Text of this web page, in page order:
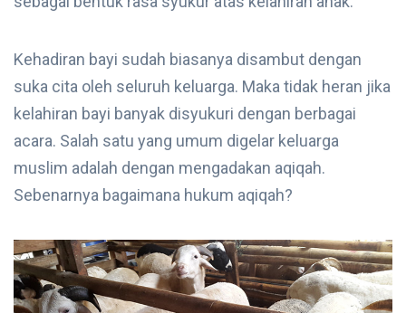
Kehadiran bayi sudah biasanya disambut dengan
suka cita oleh seluruh keluarga. Maka tidak heran jika
kelahiran bayi banyak disyukuri dengan berbagai
acara. Salah satu yang umum digelar keluarga
muslim adalah dengan mengadakan aqiqah.
Sebenarnya bagaimana hukum aqiqah?